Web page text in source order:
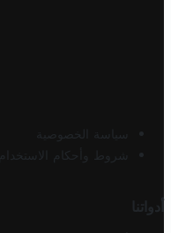
سياسة الخصوصية
شروط وأحكام الاستخدام
أدواتنا